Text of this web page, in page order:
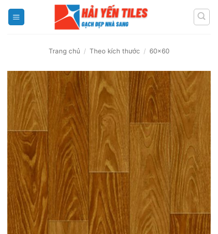
Trang chủ / Theo kích thước / 60x60